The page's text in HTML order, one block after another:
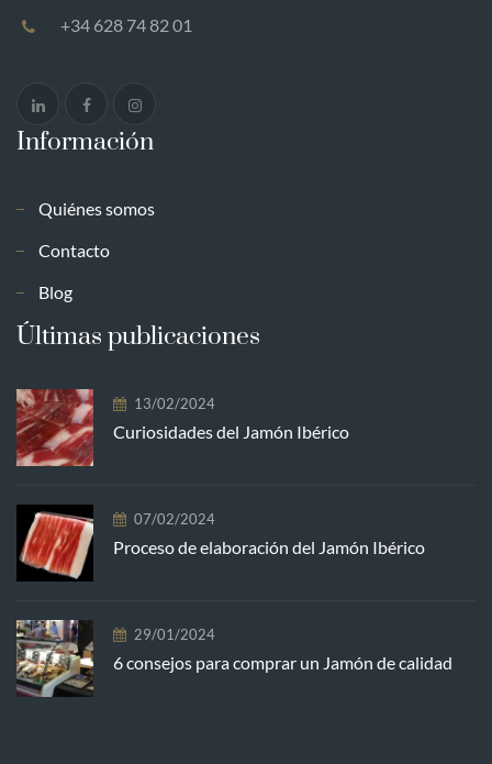
+34 628 74 82 01
Información
Quiénes somos
Contacto
Blog
Últimas publicaciones
13/02/2024
Curiosidades del Jamón Ibérico
07/02/2024
Proceso de elaboración del Jamón Ibérico
29/01/2024
6 consejos para comprar un Jamón de calidad